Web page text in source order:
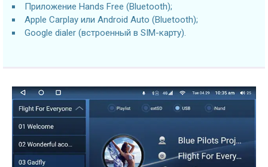
Приложение Hands Free (Bluetooth);
Apple Carplay или Android Auto (Bluetooth);
Google dialer (встроенный в SIM-карту).